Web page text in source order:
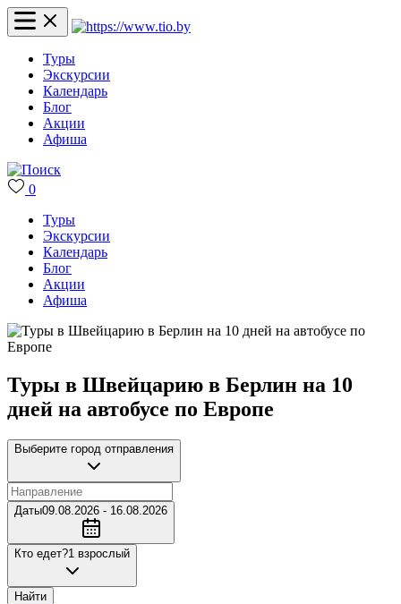
Туры
Экскурсии
Календарь
Блог
Акции
Афиша
0
Туры
Экскурсии
Календарь
Блог
Акции
Афиша
Туры в Швейцарию в Берлин на 10
дней на автобусе по Европе
Выберите город отправления
Даты09.08.2026 - 16.08.2026
Кто едет?1 взрослый
Найти